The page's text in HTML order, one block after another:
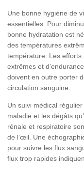
Une bonne hygiène de
essentielles. Pour
bonne hydratation est
des températures
température. Les
extrêmes et
doivent en outre porter
circulation sanguine.
Un suivi médical régulier
maladie et les dégâts
rénale et respiratoire
de l’œil. Une
pour suivre les flux
flux trop rapides